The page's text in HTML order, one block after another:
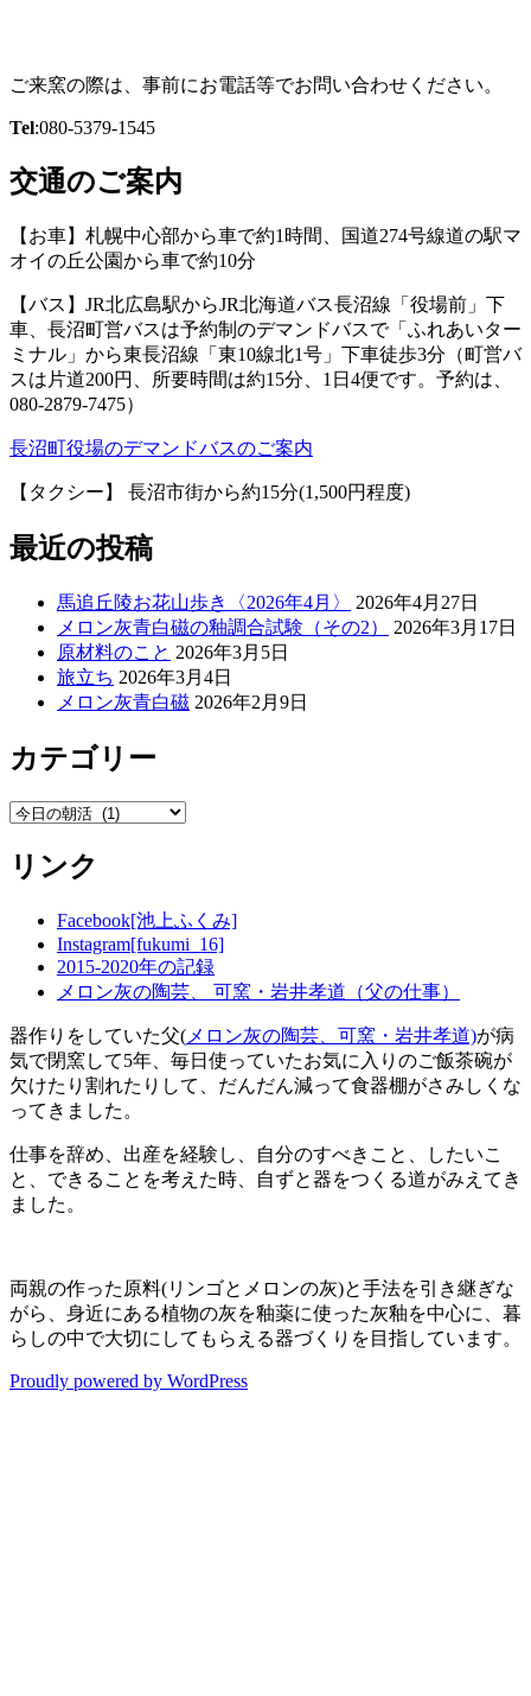
ご来窯の際は、事前にお電話等でお問い合わせください。
Tel:080-5379-1545
交通のご案内
【お車】札幌中心部から車で約1時間、国道274号線道の駅マ
オイの丘公園から車で約10分
【バス】JR北広島駅からJR北海道バス長沼線「役場前」下
車、長沼町営バスは予約制のデマンドバスで「ふれあいター
ミナル」から東長沼線「東10線北1号」下車徒歩3分（町営バ
スは片道200円、所要時間は約15分、1日4便です。予約は、
080-2879-7475）
長沼町役場のデマンドバスのご案内
【タクシー】 長沼市街から約15分(1,500円程度)
最近の投稿
馬追丘陵お花山歩き〈2026年4月〉
2026年4月27日
メロン灰青白磁の釉調合試験（その2）
2026年3月17日
原材料のこと 2026年3月5日
旅立ち 2026年3月4日
メロン灰青白磁 2026年2月9日
カテゴリー
カ
ゴ
リ
リンク
Facebook[池上ふくみ]
Instagram[fukumi_16]
2015-2020年の記録
メロン灰の陶芸、 可窯・岩井孝道（父の仕事）
器作りをしていた父( メロン灰の陶芸、可窯・岩井孝道)が病
気で閉窯して5年、毎日使っていたお気に入りのご飯茶碗が
欠けたり割れたりして、だんだん減って食器棚がさみしくな
ってきました。
仕事を辞め、出産を経験し、自分のすべきこと、したいこ
と、できることを考えた時、自ずと器をつくる道がみえてき
ました。
両親の作った原料(リンゴとメロンの灰)と手法を引き継ぎな
がら、身近にある植物の灰を釉薬に使った灰釉を中心に、暮
らしの中で大切にしてもらえる器づくりを目指しています。
Proudly powered by WordPress